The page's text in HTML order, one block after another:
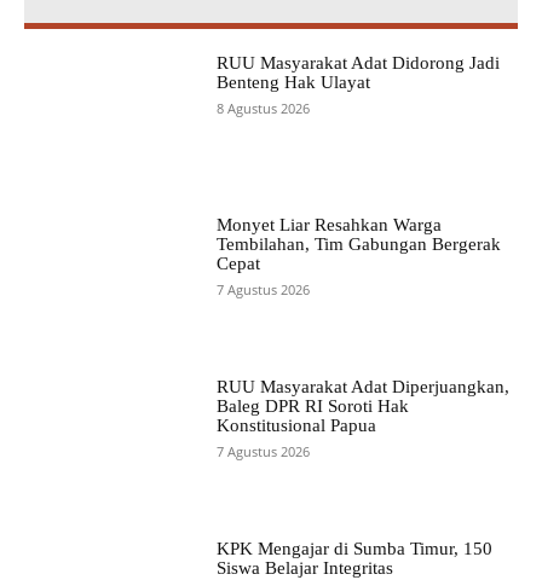
RUU Masyarakat Adat Didorong Jadi
Benteng Hak Ulayat
8 Agustus 2026
Monyet Liar Resahkan Warga
Tembilahan, Tim Gabungan Bergerak
Cepat
7 Agustus 2026
RUU Masyarakat Adat Diperjuangkan,
Baleg DPR RI Soroti Hak
Konstitusional Papua
7 Agustus 2026
KPK Mengajar di Sumba Timur, 150
Siswa Belajar Integritas